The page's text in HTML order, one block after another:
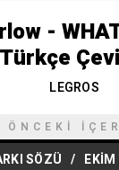
-
Türkçe
LEGROS
ÖNCEKI
SÖZÜ